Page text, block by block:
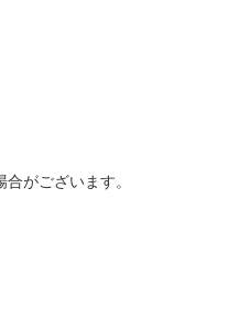
がございます。